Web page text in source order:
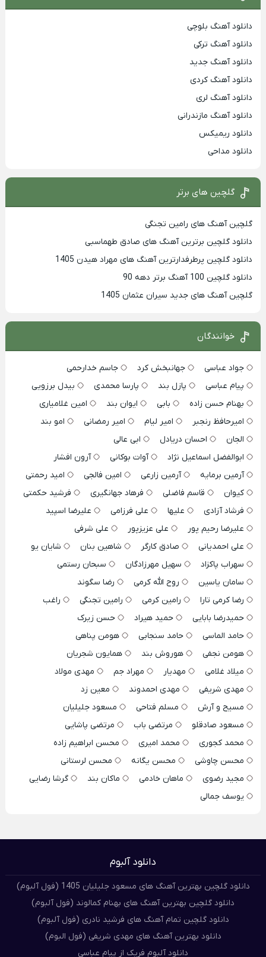
دانلود آهنگ بلوچی
دانلود آهنگ ترکی
دانلود آهنگ جدید
دانلود آهنگ کردی
دانلود آهنگ لری
دانلود آهنگ مازندرانی
دانلود ریمیکس
دانلود مداحی
گلچین های برتر
گلچین آهنگ های رامین تجنگی
دانلود گلچین برترین آهنگ های صادق طهماسبی
دانلود گلچین پرطرفدارترین آهنگ های مهراد هیدن 1405
دانلود گلچین 100 آهنگ برتر دهه 90
گلچین آهنگ های جدید سیران عثمان 1405
خوانندگان
جواد عباسی جهانبخش کرد
جاسم خدارحمی
پیام عباسی
پازل بند پارسا محمدی
بیدل برزویی
بهنام حسن زاده
بابی ایوان بند
امین غلامیاری
امیرحافظ رنجبر
امیر لیام امیر رمضانی
امو بند
الجان
احسان دریادل
ابی عالی
ابوالفضل اسماعیل نژاد
آوات بوکانی
آرون افشار
آرمین برمایه
آرمین زارعی امین فالجی
امید رحمتی
کیوان
قاسم فاضلی فرهاد جهانگیری
فرشید حکمتی
فرشاد آزادی
علیها علی فرزامی
علیرضا اسپید
علیرضا رحیم پور
علی عزیزپور
علی شرفی
علی احمدیانی
صادق کارگر شاهین بنان
شایان یو
سهراب پاکزاد
سهیل مهرزادگان
سبحان رستمی
سامان یاسین
روح الله کرمی
رضا سگوند
رضا کرمی تارا
رامین کرمی رامین تجنگی
راغب
حمیدرضا بابایی
حمید هیراد
حسن زیرک
حامد الماسی
حامد سنجابی
هومن پناهی
هومن نجفی
هوروش بند
همایون شجریان
میلاد غلامی
مهدیار مهراد جم
مهدی مولاد
مهدی شریفی
مهدی احمدوند
معین زد
مسیح و آرش
مسلم فتاحی
مسعود جلیلیان
مسعود صادقلو
مرتضی باب
مرتضی پاشایی
محمد کجوری
محمد امیری
محسن ابراهیم زاده
محسن چاوشی
محسن یگانه
محسن لرستانی
مجید رضوی
ماهان خادمی ماکان بند
گرشا رضایی
یوسف جمالی
دانلود آلبوم
دانلود گلچین بهترین آهنگ های مسعود جلیلیان 1405 (فول آلبوم)
دانلود گلچین بهترین آهنگ های بهنام کمالوند (فول آلبوم)
دانلود گلچین تمام آهنگ های فرشید نادری (فول آلبوم)
دانلود بهترین آهنگ های مهدی شریفی (فول البوم)
دانلود آلبوم فریک از پیام عباسی